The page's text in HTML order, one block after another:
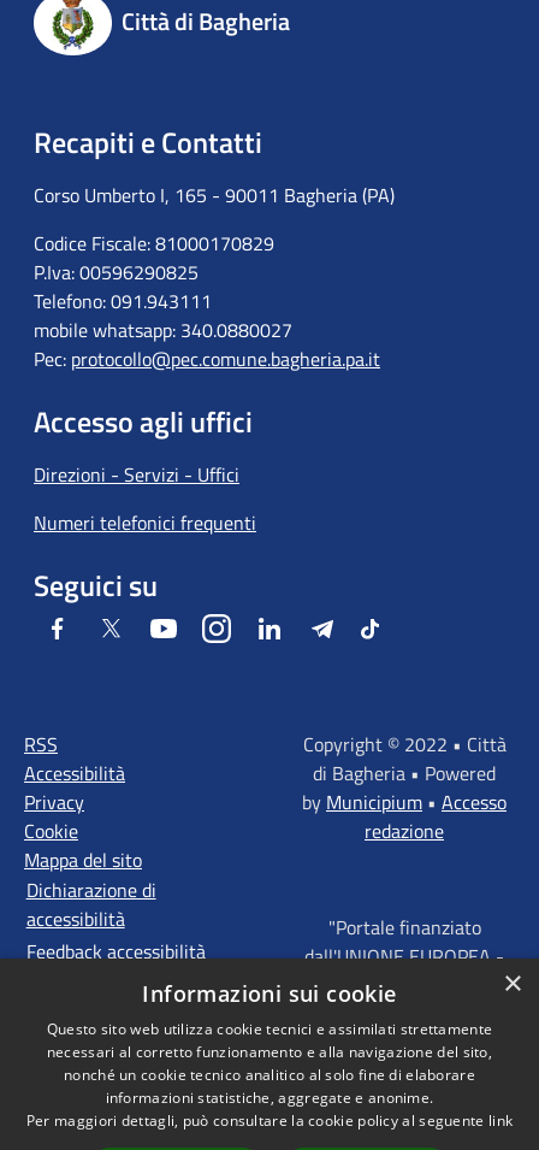
Città di Bagheria
Recapiti e Contatti
Corso Umberto I, 165 - 90011 Bagheria (PA)
Codice Fiscale: 81000170829
P.Iva: 00596290825
Telefono: 091.943111
mobile whatsapp: 340.0880027
Pec: protocollo@pec.comune.bagheria.pa.it
Accesso agli uffici
Direzioni - Servizi - Uffici
Numeri telefonici frequenti
Seguici su
Facebook Twitter YoutubeInstagramLinkedIn TelegramTiktok
RSS
Accessibilità
Privacy
Cookie
Mappa del sito
Dichiarazione di
accessibilità
Feedback accessibilità
Copyright © 2022 • Città
di Bagheria • Powered
by Municipium • Accesso
redazione
"Portale finanziato
dall'UNIONE EUROPEA -
FONDI STRUTTURALI
EUROPEI - Programma
Operativo FESR Sicilia
2014 - 2020 Agenda
Urbana ITI "Palermo -
×
Informazioni sui cookie
Questo sito web utilizza cookie tecnici e assimilati strettamente
necessari al corretto funzionamento e alla navigazione del sito,
nonché un cookie tecnico analitico al solo fine di elaborare
informazioni statistiche, aggregate e anonime.
Per maggiori dettagli, può consultare la cookie policy al seguente link